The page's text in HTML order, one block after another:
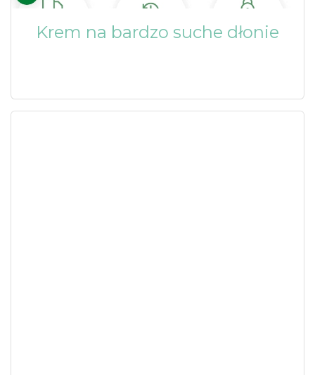
Krem na bardzo suche dłonie